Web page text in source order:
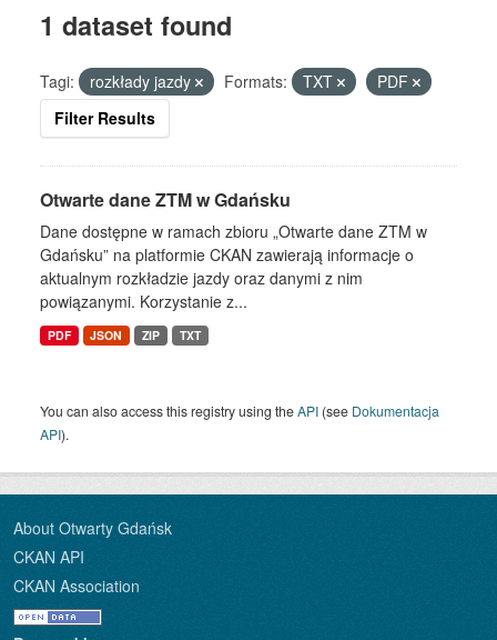
1 dataset found
Tagi: rozkłady jazdy Formats: TXT
PDF
Filter Results
Otwarte dane ZTM w Gdańsku
Dane dostępne w ramach zbioru „Otwarte dane ZTM w
Gdańsku” na platformie CKAN zawierają informacje o
aktualnym rozkładzie jazdy oraz danymi z nim
powiązanymi. Korzystanie z...
PDF JSON ZIP TXT
You can also access this registry using theAPI (see Dokumentacja
API).
About Otwarty Gdańsk
CKAN API
CKAN Association